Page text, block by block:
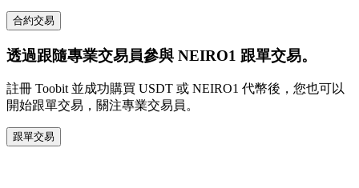
合約交易
透過跟隨專業交易員參與 NEIRO1 跟單交易。
註冊 Toobit 並成功購買 USDT 或 NEIRO1 代幣後，您也可以
開始跟單交易，關注專業交易員。
跟單交易